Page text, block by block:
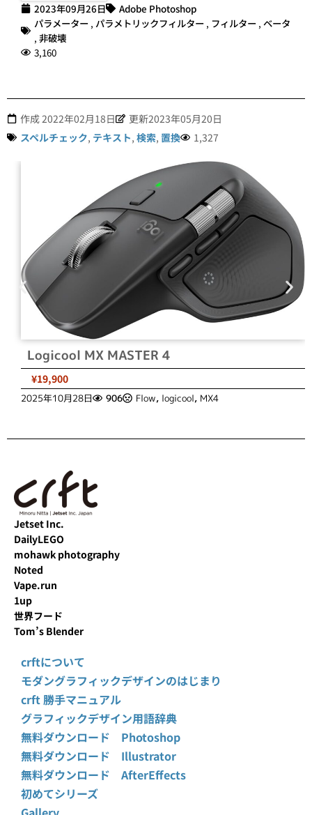
2023年09月26日
Adobe Photoshop
パラメーター , パラメトリックフィルター , フィルター , ベータ
, 非破壊
3,160
作成 2022年02月18日
更新2023年05月20日
スペルチェック, テキスト, 検索, 置換 1,327
Logicool MX MASTER 4
¥19,900
2025年10月28日 906 Flow, logicool, MX4
Jetset Inc.
DailyLEGO
mohawk photography
Noted
Vape.run
1up
世界フード
Tom’s Blender
crftについて
モダングラフィックデザインのはじまり
crft 勝手マニュアル
グラフィックデザイン用語辞典
無料ダウンロード Photoshop
無料ダウンロード Illustrator
無料ダウンロード AfterEffects
初めてシリーズ